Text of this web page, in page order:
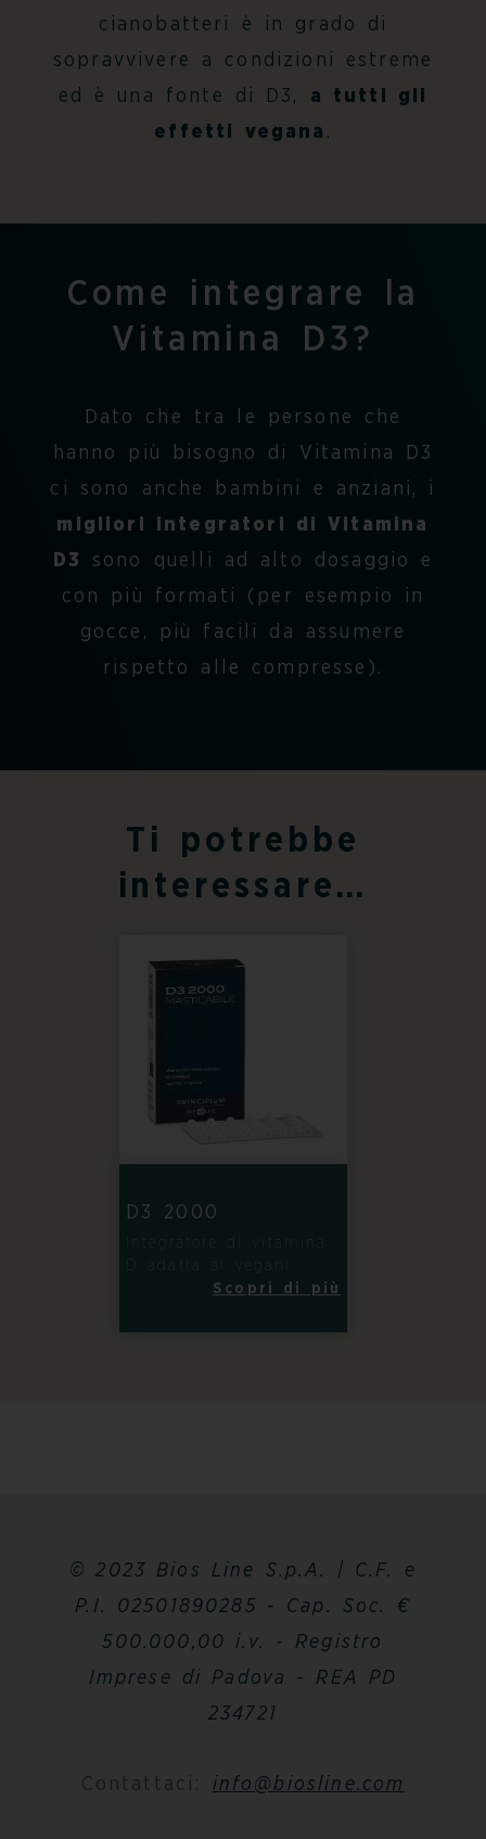
cianobatteri è in grado di
sopravvivere a condizioni estreme
ed è una fonte di D3, a tutti gli
effetti vegana .
Come integrare la
Vitamina D3?
Dato che tra le persone che
hanno più bisogno di Vitamina D3
ci sono anche bambini e anziani, i
migliori integratori di Vitamina
D3
sono quelli ad alto dosaggio e
con più formati (per esempio in
gocce, più facili da assumere
rispetto alle compresse).
Ti potrebbe
interessare…
D3 2000
Scopri di più
© 2023 Bios Line S.p.A. | C.F. e
P.I. 02501890285 - Cap. Soc. €
500.000,00 i.v. - Registro
Imprese di Padova - REA PD
234721
Contattaci: info@biosline.com